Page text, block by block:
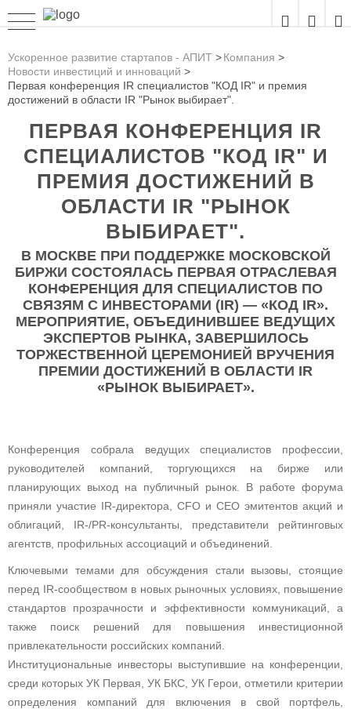
Ускоренное развитие стартапов - АПИТ
Компания
Новости инвестиций и инноваций
Первая конференция IR специалистов "КОД IR" и премия
достижений в области IR "Рынок выбирает".
ПЕРВАЯ КОНФЕРЕНЦИЯ IR
СПЕЦИАЛИСТОВ "КОД IR" И
ПРЕМИЯ ДОСТИЖЕНИЙ В
ОБЛАСТИ IR "РЫНОК
ВЫБИРАЕТ".
В МОСКВЕ ПРИ ПОДДЕРЖКЕ МОСКОВСКОЙ
БИРЖИ СОСТОЯЛАСЬ ПЕРВАЯ ОТРАСЛЕВАЯ
КОНФЕРЕНЦИЯ ДЛЯ СПЕЦИАЛИСТОВ ПО
СВЯЗЯМ С ИНВЕСТОРАМИ (IR) — «КОД IR».
МЕРОПРИЯТИЕ, ОБЪЕДИНИВШЕЕ ВЕДУЩИХ
ЭКСПЕРТОВ РЫНКА, ЗАВЕРШИЛОСЬ
ТОРЖЕСТВЕННОЙ ЦЕРЕМОНИЕЙ ВРУЧЕНИЯ
ПРЕМИИ ДОСТИЖЕНИЙ В ОБЛАСТИ IR
«РЫНОК ВЫБИРАЕТ».
Конференция собрала ведущих специалистов профессии,
руководителей компаний, торгующихся на бирже или
планирующих выход на публичный рынок. В работе форума
приняли участие IR-директора, CFO и CEO эмитентов акций и
облигаций, IR-/PR-консультанты, представители рейтинговых
агентств, профильных ассоциаций и объединений.
Ключевыми темами для обсуждения стали вызовы, стоящие
перед IR-сообществом в новых рыночных условиях, повышение
стандартов прозрачности и эффективности коммуникаций, а
также поиск решений для повышения инвестиционной
привлекательности российских компаний.
Институциональные инвесторы выступившие на конференции,
среди которых УК Первая, УК БКС, УК Герои, отметили критерии
определения компаний для включения в свой портфель,